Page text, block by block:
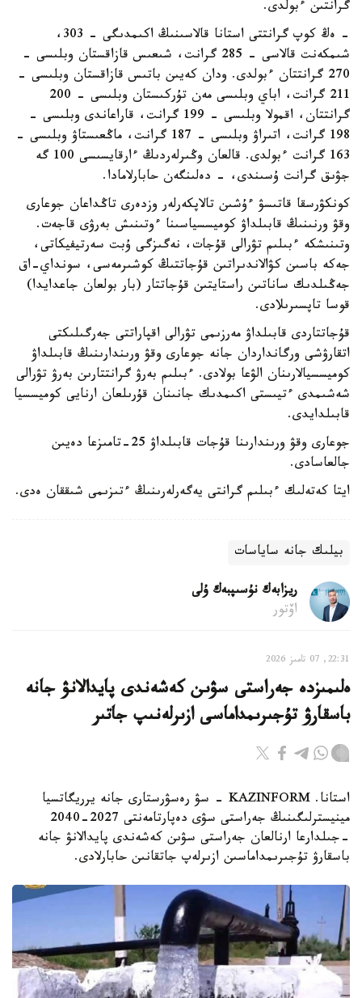
گرانتىن ءبولدى.
-
ەڭ كوپ گرانتتى استانا قالاسىنىڭ اكىمدىگى – 303،
شىمكەنت قالاسى - 285 گرانت، شىعىس قازاقستان وبلىسى -
270 گرانتتان ءبولدى. ودان كەيىن باتىس قازاقستان وبلىسى -
211 گرانت، اباي وبلىسى مەن تۇركىستان وبلىسى - 200
گرانتتان، اقمولا وبلىسى - 199 گرانت، قاراعاندى وبلىسى -
198 گرانت، اتىراۋ وبلىسى - 187 گرانت، ماڭعىستاۋ وبلىسى -
163 گرانت ءبولدى. قالعان وڭىرلەردىڭ ءارقايسىسى 100 گە
جۋىق گرانت ۇسىندى، - دەلىنگەن حابارلامادا.
كونكۋرسقا قاتىسۋ ءۇشىن تالاپكەرلەر وزدەرى تاڭداعان جوعارى
وقۋ ورنىنىڭ قابىلداۋ كوميسسياسىنا ءوتىنىش بەرۋى قاجەت.
وتىنىشكە ءبىلىم تۋرالى قۇجات، نەگىزگى ۇبت سەرتيفيكاتى،
جەكە باسىن كۋالاندىراتىن قۇجاتتىڭ كوشىرمەسى، سونداي-اق
جەڭىلدىك ساناتىن راستايتىن قۇجاتتار (بار بولعان جاعدايدا)
قوسا تاپسىرىلادى.
قۇجاتتاردى قابىلداۋ مەرزىمى تۋرالى اقپاراتتى جەرگىلىكتى
اتقارۋشى ورگانداردان جانە جوعارى وقۋ ورىندارىنىڭ قابىلداۋ
كوميسسيالارىنان الۋعا بولادى. ءبىلىم بەرۋ گرانتتارىن بەرۋ تۋرالى
شەشىمدى ءتيىستى اكىمدىك جانىنان قۇرىلعان ارنايى كوميسسيا
قابىلدايدى.
جوعارى وقۋ ورىندارىنا قۇجات قابىلداۋ 25-تامىزعا دەيىن
جالعاسادى.
ايتا كەتەلىك ءبىلىم گرانتى يەگەرلەرىنىڭ ءتىزىمى شىققان ەدى.
بيلىك جانە ساياسات
ريزابەك نۇسىپبەك ۇلى
اۆتور
22:31, 07 تامىز 2026
ەلىمىزدە جەراستى سۋىن كەشەندى پايدالانۋ جانە
باسقارۋ تۇجىرىمداماسى ازىرلەنىپ جاتىر
استانا. KAZINFORM - سۋ رەسۋرستارى جانە يرريگاتسيا
مينيسترلىگىنىڭ جەراستى سۋى دەپارتامەنتى 2027-2040
-جىلدارعا ارنالعان جەراستى سۋىن كەشەندى پايدالانۋ جانە
باسقارۋ تۇجىرىمداماسىن ازىرلەپ جاتقانىن حابارلادى.